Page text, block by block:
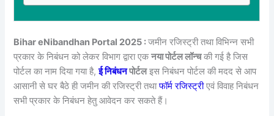
Bihar eNibandhan Portal 2025 :जमीन रजिस्ट्री तथा विभिन्न सभी
प्रकार के निबंधन को लेकर विभाग द्वारा एकनया पोर्टल लॉन्चकी गई है जिस
पोर्टल का नाम दिया गया है,ई निबंधनपोर्टलइस निबंधन पोर्टल की मदद से आप
आसानी से घर बैठे ही जमीन की रजिस्ट्री तथाफॉर्म रजिस्ट्रीएवं विवाह निबंधन
सभी प्रकार के निबंधन हेतु आवेदन कर सकते हैं।